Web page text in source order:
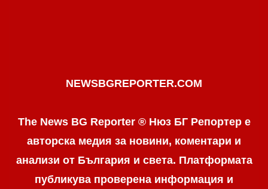
NEWSBGREPORTER.COM
The News BG Reporter ® Нюз БГ Репортер е
авторска медия за новини, коментари и
анализи от България и света. Платформата
публикува проверена информация и